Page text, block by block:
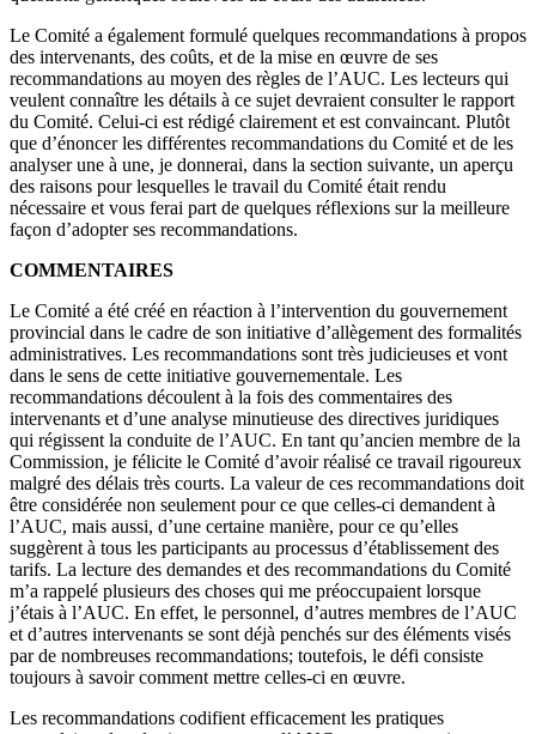
Le Comité a également formulé quelques recommandations à propos
des intervenants, des coûts, et de la mise en œuvre de ses
recommandations au moyen des règles de l’AUC. Les lecteurs qui
veulent connaître les détails à ce sujet devraient consulter le rapport
du Comité. Celui-ci est rédigé clairement et est convaincant. Plutôt
que d’énoncer les différentes recommandations du Comité et de les
analyser une à une, je donnerai, dans la section suivante, un aperçu
des raisons pour lesquelles le travail du Comité était rendu
nécessaire et vous ferai part de quelques réflexions sur la meilleure
façon d’adopter ses recommandations.
COMMENTAIRES
Le Comité a été créé en réaction à l’intervention du gouvernement
provincial dans le cadre de son initiative d’allègement des formalités
administratives. Les recommandations sont très judicieuses et vont
dans le sens de cette initiative gouvernementale. Les
recommandations découlent à la fois des commentaires des
intervenants et d’une analyse minutieuse des directives juridiques
qui régissent la conduite de l’AUC. En tant qu’ancien membre de la
Commission, je félicite le Comité d’avoir réalisé ce travail rigoureux
malgré des délais très courts. La valeur de ces recommandations doit
être considérée non seulement pour ce que celles-ci demandent à
l’AUC, mais aussi, d’une certaine manière, pour ce qu’elles
suggèrent à tous les participants au processus d’établissement des
tarifs. La lecture des demandes et des recommandations du Comité
m’a rappelé plusieurs des choses qui me préoccupaient lorsque
j’étais à l’AUC. En effet, le personnel, d’autres membres de l’AUC
et d’autres intervenants se sont déjà penchés sur des éléments visés
par de nombreuses recommandations; toutefois, le défi consiste
toujours à savoir comment mettre celles-ci en œuvre.
Les recommandations codifient efficacement les pratiques